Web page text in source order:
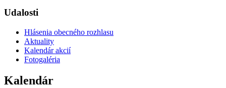
Udalosti
Hlásenia obecného rozhlasu
Aktuality
Kalendár akcií
Fotogaléria
Kalendár